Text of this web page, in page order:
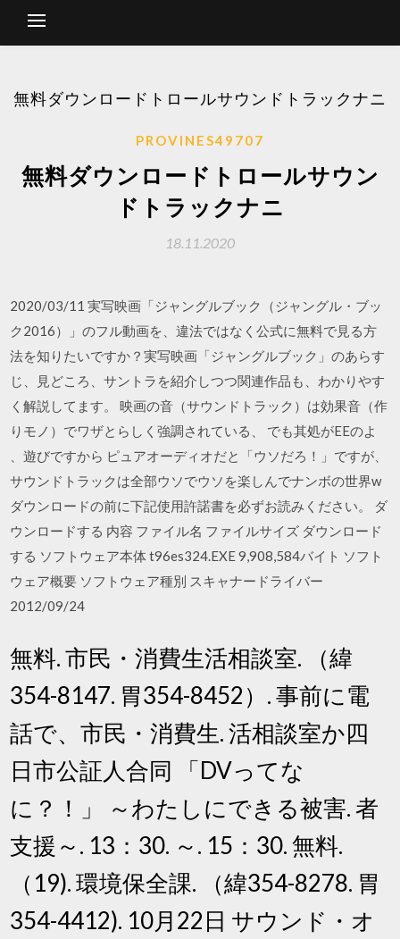
無料ダウンロードトロールサウンドトラックナニ
PROVINES49707
無料ダウンロードトロールサウン
ドトラックナニ
18.11.2020
2020/03/11 実写映画「ジャングルブック（ジャングル・ブッ
ク2016）」のフル動画を、違法ではなく公式に無料で見る方
法を知りたいですか？実写映画「ジャングルブック」のあらす
じ、見どころ、サントラを紹介しつつ関連作品も、わかりやす
く解説してます。 映画の音（サウンドトラック）は効果音（作
りモノ）でワザとらしく強調されている、 でも其処がEEのよ
、遊びですから ピュアオーディオだと「ウソだろ！」ですが、
サウンドトラックは全部ウソでウソを楽しんでナンボの世界w
ダウンロードの前に下記使用許諾書を必ずお読みください。 ダ
ウンロードする 内容 ファイル名 ファイルサイズ ダウンロード
する ソフトウェア本体 t96es324.EXE 9,908,584バイト ソフト
ウェア概要 ソフトウェア種別 スキャナードライバー
2012/09/24
無料. 市民・消費生活相談室. （緯
354-8147. 胃354-8452）. 事前に電
話で、市民・消費生. 活相談室か四
日市公証人合同 「DVってな
に？！」 ～わたしにできる被害. 者
支援～. 13：30. ～. 15：30. 無料.
（19). 環境保全課. （緯354-8278. 胃
354-4412). 10月22日 サウンド・オ